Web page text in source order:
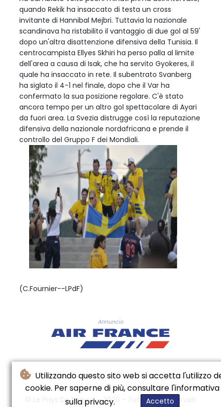
Utilizzando questo sito web si accetta l'utilizzo
cookie. Per saperne di più, consultare l'informativa
sulla privacy.
Accetto
quando Rekik ha insaccato di testa un cross
invitante di Hannibal Mejbri. Tuttavia la nazionale
scandinava ha ristabilito il vantaggio di due gol al 59'
dopo un'altra disattenzione difensiva della Tunisia. Il
centrocampista Ellyes Skhiri ha perso palla al limite
dell'area a causa di Isak, che ha servito Gyokeres, il
quale ha insaccato in rete. Il subentrato Svanberg
ha siglato il 4-1 nel finale, dopo che il Var ha
confermato la sua posizione regolare. C'è stato
ancora tempo per un altro gol spettacolare di Ayari
da fuori area. La Svezia distrugge così la reputazione
difensiva della nazionale nordafricana e prende il
controllo del Gruppo F dei Mondiali.
(C.Fournier--LPdF)
Annuncio
© Le Pays De France - 2026 - Tutti i diritti riservati